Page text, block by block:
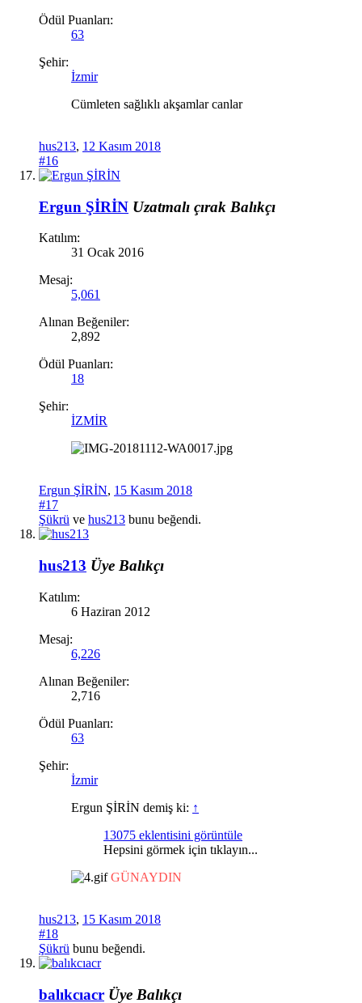
Ödül Puanları:
63
Şehir:
İzmir
Cümleten sağlıklı akşamlar canlar
hus213, 12 Kasım 2018
#16
Ergun ŞİRİN Uzatmalı çırak Balıkçı
Katılım:
31 Ocak 2016
Mesaj:
5,061
Alınan Beğeniler:
2,892
Ödül Puanları:
18
Şehir:
İZMİR
Ergun ŞİRİN, 15 Kasım 2018
#17
Şükrü ve hus213 bunu beğendi.
hus213 Üye Balıkçı
Katılım:
6 Haziran 2012
Mesaj:
6,226
Alınan Beğeniler:
2,716
Ödül Puanları:
63
Şehir:
İzmir
Ergun ŞİRİN demiş ki: ↑
13075 eklentisini görüntüle
Hepsini görmek için tıklayın...
GÜNAYDIN
hus213, 15 Kasım 2018
#18
Şükrü bunu beğendi.
balıkcıacr Üye Balıkçı